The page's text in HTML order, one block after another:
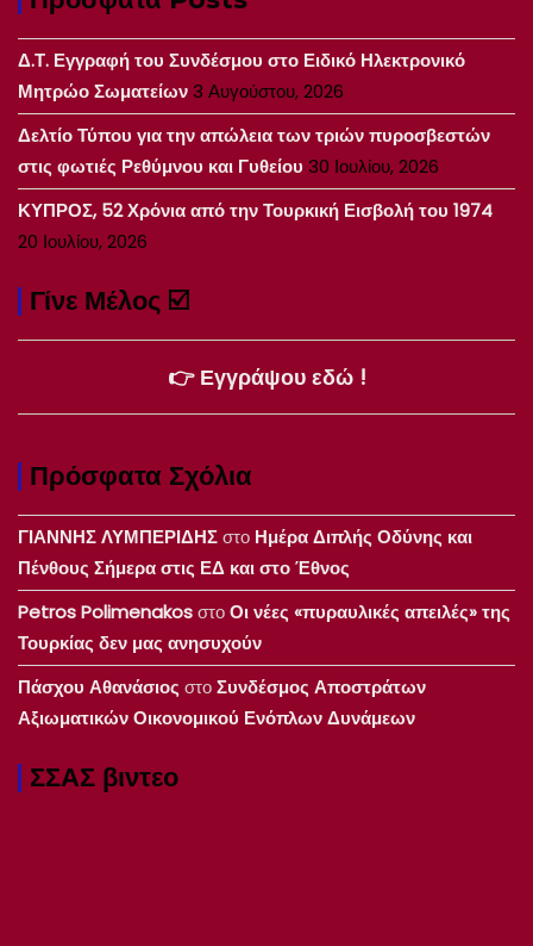
Δ.Τ. Εγγραφή του Συνδέσμου στο Ειδικό Ηλεκτρονικό
Μητρώο Σωματείων3 Αυγούστου, 2026
Δελτίο Τύπου για την απώλεια των τριών πυροσβεστών
στις φωτιές Ρεθύμνου και Γυθείου 30 Ιουλίου, 2026
ΚΥΠΡΟΣ, 52 Χρόνια από την Τουρκική Εισβολή του 1974
20 Ιουλίου, 2026
Γίνε Μέλος ☑️
👉 Εγγράψου εδώ !
Πρόσφατα Σχόλια
ΓΙΑΝΝΗΣ ΛΥΜΠΕΡΙΔΗΣστο Ημέρα Διπλής Οδύνης και
Πένθους Σήμερα στις ΕΔ και στο Έθνος
Petros PolimenakosστοΟι νέες «πυραυλικές απειλές» της
Τουρκίας δεν μας ανησυχούν
Πάσχου Αθανάσιος στοΣυνδέσμος Αποστράτων
Αξιωματικών Οικονομικού Ενόπλων Δυνάμεων
ΣΣΑΣ βιντεο